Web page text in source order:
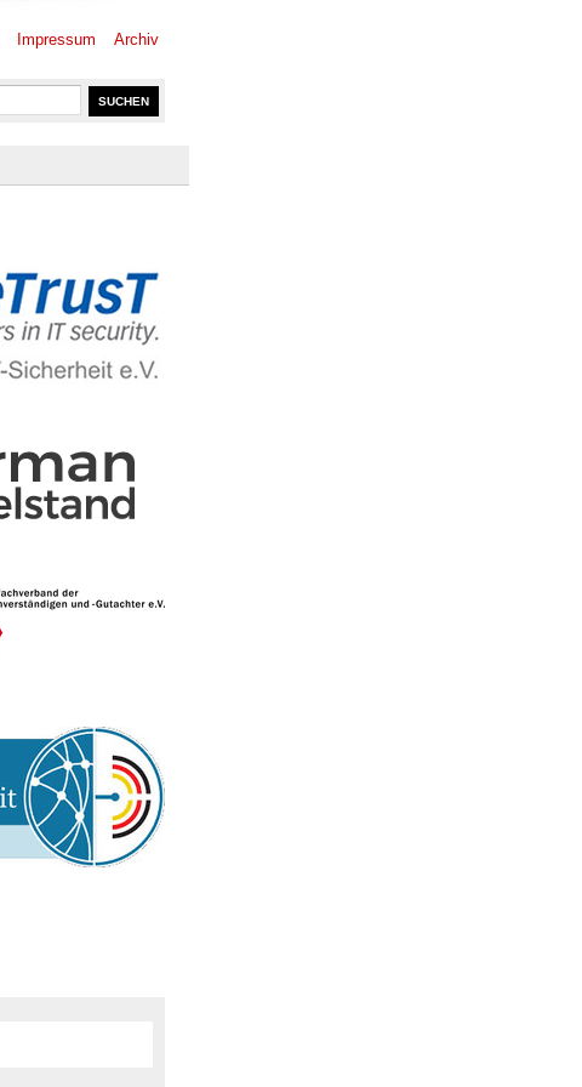
Impressum Archiv